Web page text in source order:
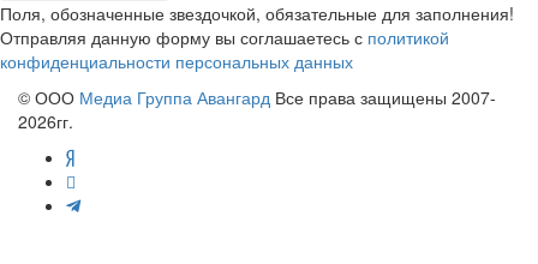
Поля, обозначенные звездочкой, обязательные для заполнения!
Отправляя данную форму вы соглашаетесь с политикой
конфиденциальности персональных данных
© ООО Медиа Группа Авангард Все права защищены 2007-
2026гг.